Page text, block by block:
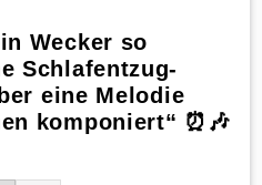
Wecker so
Schlafentzug-
eine Melodie
komponiert“ ⏰🎶